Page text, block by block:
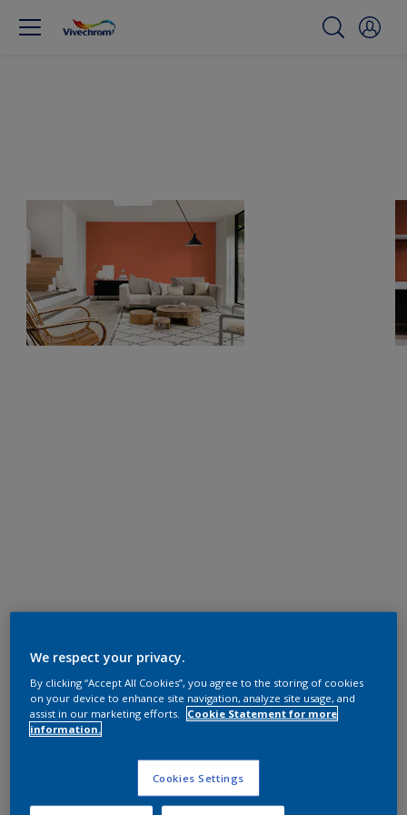
We respect your privacy.
By clicking “Accept All Cookies”, you agree to the storing of cookies
on your device to enhance site navigation, analyze site usage, and
assist in our marketing efforts.
Cookie Statement for more
information.
Cookies Settings